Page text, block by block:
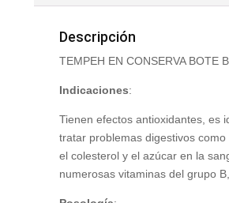
Descripción
TEMPEH EN CONSERVA BOTE
Indicaciones:
Tienen efectos antioxidantes, es
tratar problemas digestivos como
el colesterol y el azúcar en la
numerosas vitaminas del grupo